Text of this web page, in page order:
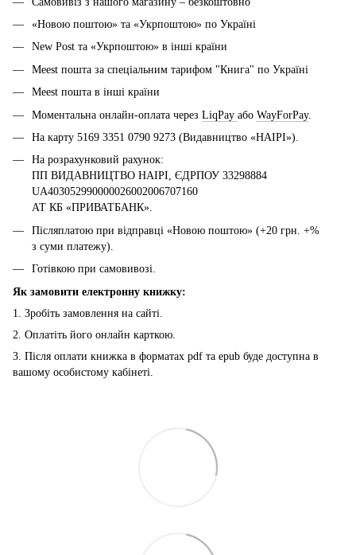
«Новою поштою» та «Укрпоштою» по Україні
New Post та «Укрпоштою» в інші країни
Meest пошта за спеціальним тарифом "Книга" по Україні
Meest пошта в інші країни
Моментальна онлайн-оплата через LiqPay або WayForPay.
На карту 5169 3351 0790 9273 (Видавництво «НАІРІ»).
На розрахунковий рахунок:
ПП ВИДАВНИЦТВО НАІРІ, ЄДРПОУ 33298884
UA403052990000026002006707160
АТ КБ «ПРИВАТБАНК».
Післяплатою при відправці «Новою поштою» (+20 грн. +%
з суми платежу).
Готівкою при самовивозі.
Як замовити електронну книжку:
1. Зробіть замовлення на сайті.
2. Оплатіть його онлайн карткою.
3. Після оплати книжка в форматах pdf та epub буде доступна в
вашому особистому кабінеті.